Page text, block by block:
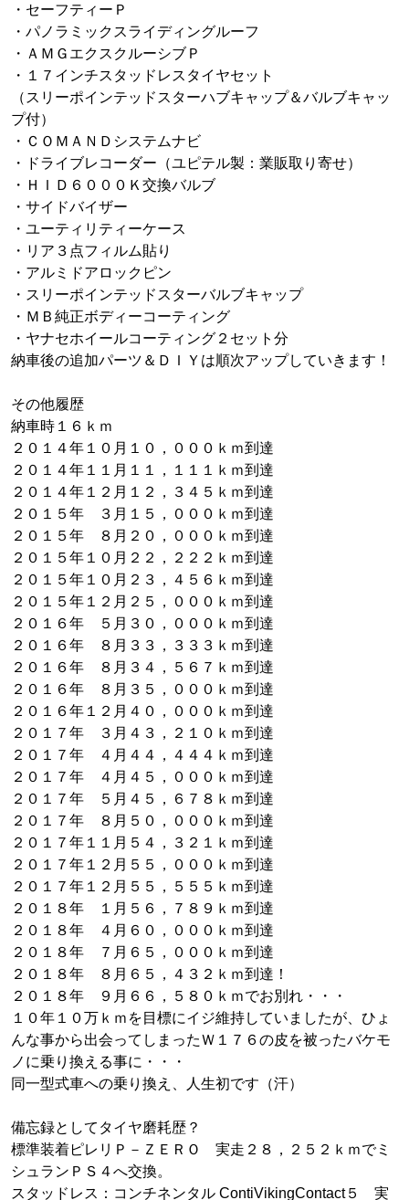
・セーフティーＰ
・パノラミックスライディングルーフ
・ＡＭＧエクスクルーシブＰ
・１７インチスタッドレスタイヤセット
（スリーポインテッドスターハブキャップ＆バルブキャッ
プ付）
・ＣＯＭＡＮＤシステムナビ
・ドライブレコーダー（ユピテル製：業販取り寄せ）
・ＨＩＤ６０００Ｋ交換バルブ
・サイドバイザー
・ユーティリティーケース
・リア３点フィルム貼り
・アルミドアロックピン
・スリーポインテッドスターバルブキャップ
・ＭＢ純正ボディーコーティング
・ヤナセホイールコーティング２セット分
納車後の追加パーツ＆ＤＩＹは順次アップしていきます！
その他履歴
納車時１６ｋｍ
２０１４年１０月１０，０００ｋｍ到達
２０１４年１１月１１，１１１ｋｍ到達
２０１４年１２月１２，３４５ｋｍ到達
２０１５年 ３月１５，０００ｋｍ到達
２０１５年 ８月２０，０００ｋｍ到達
２０１５年１０月２２，２２２ｋｍ到達
２０１５年１０月２３，４５６ｋｍ到達
２０１５年１２月２５，０００ｋｍ到達
２０１６年 ５月３０，０００ｋｍ到達
２０１６年 ８月３３，３３３ｋｍ到達
２０１６年 ８月３４，５６７ｋｍ到達
２０１６年 ８月３５，０００ｋｍ到達
２０１６年１２月４０，０００ｋｍ到達
２０１７年 ３月４３，２１０ｋｍ到達
２０１７年 ４月４４，４４４ｋｍ到達
２０１７年 ４月４５，０００ｋｍ到達
２０１７年 ５月４５，６７８ｋｍ到達
２０１７年 ８月５０，０００ｋｍ到達
２０１７年１１月５４，３２１ｋｍ到達
２０１７年１２月５５，０００ｋｍ到達
２０１７年１２月５５，５５５ｋｍ到達
２０１８年 １月５６，７８９ｋｍ到達
２０１８年 ４月６０，０００ｋｍ到達
２０１８年 ７月６５，０００ｋｍ到達
２０１８年 ８月６５，４３２ｋｍ到達！
２０１８年 ９月６６，５８０ｋｍでお別れ・・・
１０年１０万ｋｍを目標にイジ維持していましたが、ひょ
んな事から出会ってしまったＷ１７６の皮を被ったバケモ
ノに乗り換える事に・・・
同一型式車への乗り換え、人生初です（汗）
備忘録としてタイヤ磨耗歴？
標準装着ピレリＰ－ＺＥＲＯ 実走２８，２５２ｋｍでミ
シュランＰＳ４へ交換。
スタッドレス：コンチネンタル ContiVikingContact５ 実